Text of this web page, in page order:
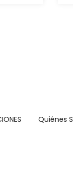
Quiénes